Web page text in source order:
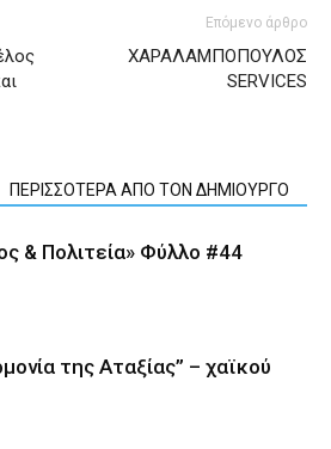
Επόμενο άρθρο
ΧΑΡΑΛΑΜΠΟΠΟΥΛΟΣ
SERVICES
ΠΕΡΙΣΣΟΤΕΡΑ ΑΠΟ ΤΟΝ ΔΗΜΙΟΥΡΓΟ
& Πολιτεία» Φύλλο #44
της Αταξίας” – χαϊκού